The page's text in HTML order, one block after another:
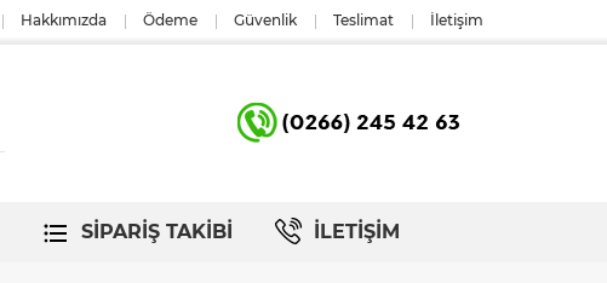
Hakkımızda Ödeme Güvenlik Teslimat İletişim
SİPARİŞ TAKİBİ İLETİŞİM